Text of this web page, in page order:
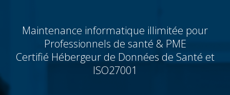
Maintenance informatique illimitée pour
Professionnels de santé & PME
Certifié Hébergeur de Données de Santé et
ISO27001